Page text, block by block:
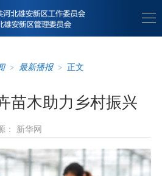
> 最新播报 > 正文
苗木助力乡村振兴
： 新华网